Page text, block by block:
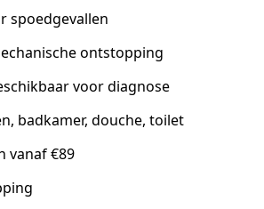
spoedgevallen
ontstopping
voor diagnose
badkamer, douche, toilet
vanaf €89